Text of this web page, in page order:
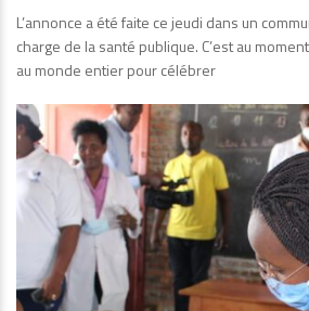
L’annonce a été faite ce jeudi dans un
charge de la santé publique. C’est au
au monde entier pour célébrer